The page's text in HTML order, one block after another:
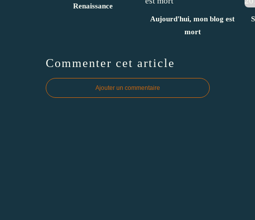
Renaissance
Aujourd'hui, mon blog est
mort
Commenter cet article
Ajouter un commentaire